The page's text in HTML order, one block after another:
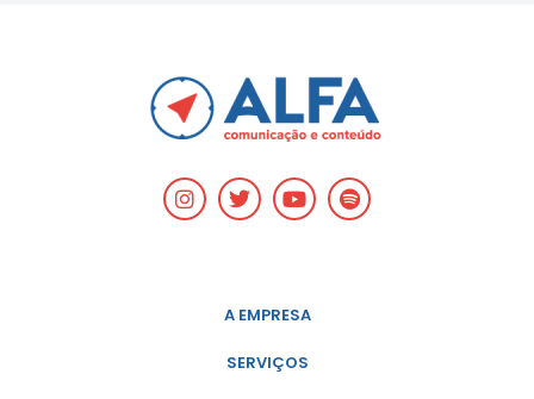
A EMPRESA
SERVIÇOS